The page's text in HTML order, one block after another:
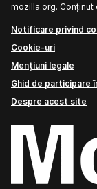
mozilla.org.
Notificare privind
Cookie-uri
Mențiuni legale
Ghid de participare
Despre acest site